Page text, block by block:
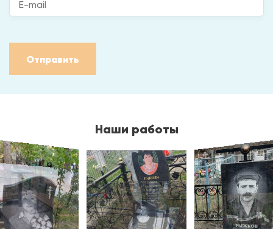
Отправить
Наши работы